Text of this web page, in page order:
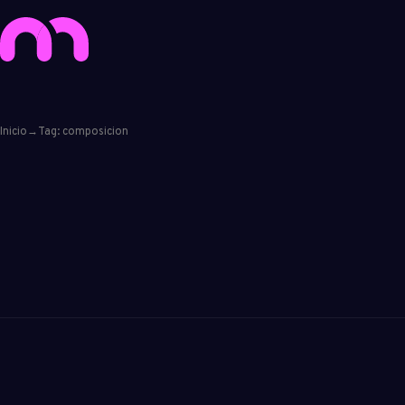
Inicio→Tag: composicion